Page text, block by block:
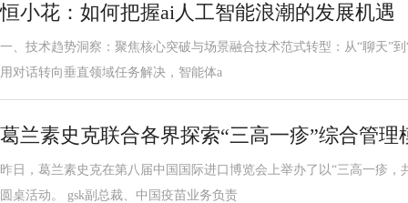
恒小花：如何把握ai人工智能浪潮的发展机遇
一、技术趋势洞察：聚焦核心突破与场景融合技术范式转型：从“聊天”
用对话转向垂直领域任务解决，智能体a
葛兰素史克联合各界探索“三高一疹”综合管理
昨日，葛兰素史克在第八届中国国际进口博览会上举办了以“三高一疹，
圆桌活动。 gsk副总裁、中国疫苗业务负责